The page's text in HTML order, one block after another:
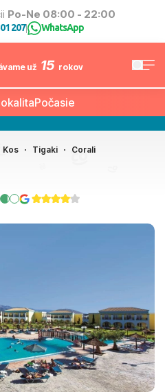
Po-Ne 08:00 - 22:00
207| WhatsApp
už 15 rokov
Počasie
Kos Tigaki Corali